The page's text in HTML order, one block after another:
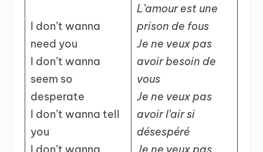
I don’t wanna
need you
I don’t wanna
seem so
desperate
I don’t wanna tell
you
L’amour est une
prison de fous
Je ne veux pas
avoir besoin de
vous
Je ne veux pas
avoir l’air si
désespéré